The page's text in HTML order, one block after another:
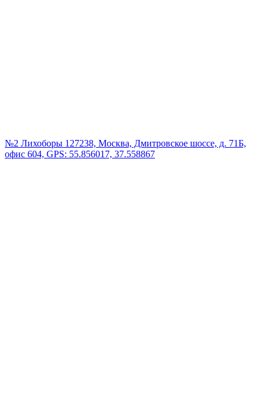
№2 Лихоборы 127238, Москва, Дмитровское шоссе, д. 71Б,
офис 604, GPS: 55.856017, 37.558867